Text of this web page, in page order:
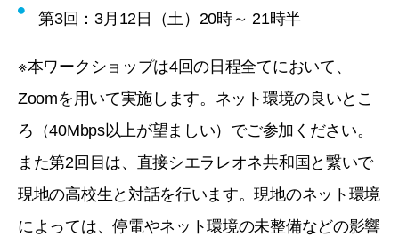
第3回：3月12日（土）20時～ 21時半
※本ワークショップは4回の日程全てにおいて、
Zoomを用いて実施します。ネット環境の良いとこ
ろ（40Mbps以上が望ましい）でご参加ください。
また第2回目は、直接シエラレオネ共和国と繋いで
現地の高校生と対話を行います。現地のネット環境
によっては、停電やネット環境の未整備などの影響